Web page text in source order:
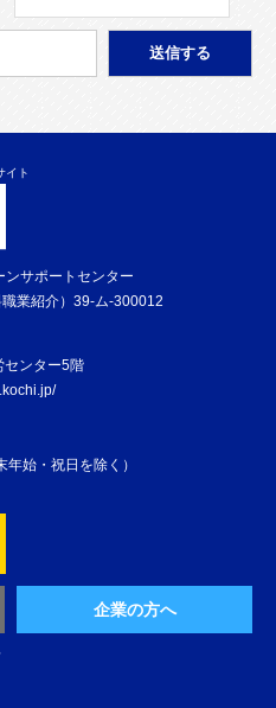
イト
ンサポートセンター
業紹介）39-ム-300012
センター5階
始・祝日を除く）
企業の方へ